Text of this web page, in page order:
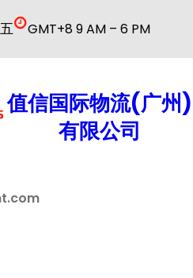
GMT+8 9 AM – 6 PM
值信国际物流(广州)
有限公司